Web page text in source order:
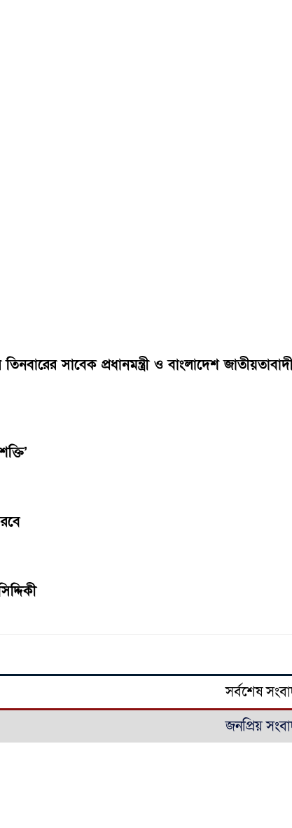
তিনবারের সাবেক প্রধানমন্ত্রী ও বাংলাদেশ
সর্বশেষ
জনপ্রিয়